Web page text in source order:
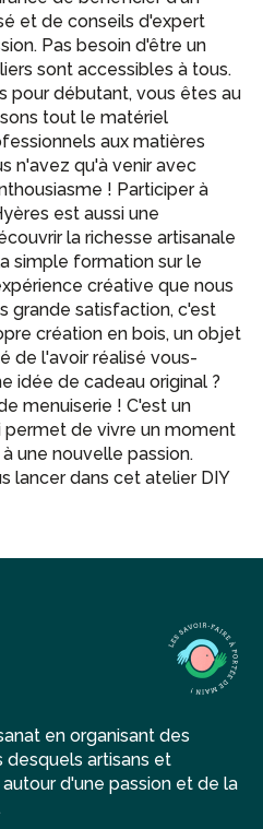
et de conseils d'expert
Pas besoin d'être un
sont accessibles à tous.
pour débutant, vous êtes au
tout le matériel
aux matières
n'avez qu'à venir avec
! Participer à
est aussi une
la richesse artisanale
simple formation sur le
créative que nous
grande satisfaction, c'est
création en bois, un objet
de l'avoir réalisé vous-
idée de cadeau original ?
menuiserie ! C'est un
permet de vivre un moment
une nouvelle passion.
lancer dans cet atelier DIY
en organisant des
desquels artisans et
d'une passion et de la